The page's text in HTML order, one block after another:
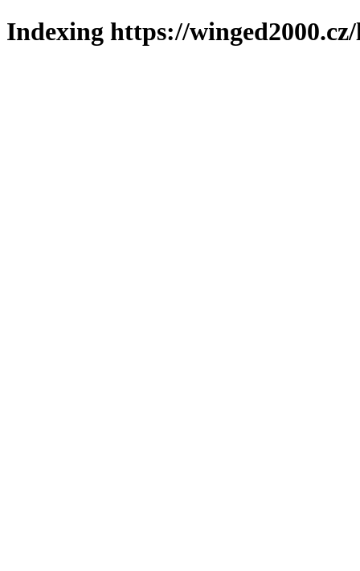
Indexing https://